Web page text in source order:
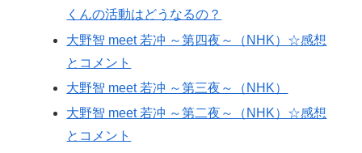
くんの活動はどうなるの？
大野智 meet 若冲 ～第四夜～（NHK）☆感想
とコメント
大野智 meet 若冲 ～第三夜～（NHK）
大野智 meet 若冲 ～第二夜～（NHK）☆感想
とコメント